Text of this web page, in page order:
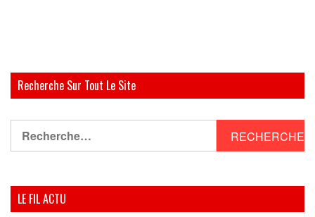
Recherche Sur Tout Le Site
LE FIL ACTU